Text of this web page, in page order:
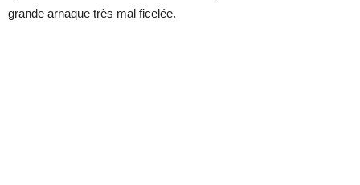
grande arnaque très mal ficelée.